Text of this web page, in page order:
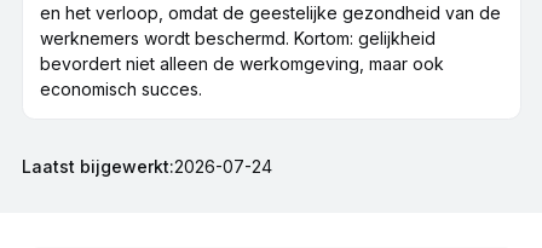
en het verloop, omdat de geestelijke gezondheid van de
werknemers wordt beschermd. Kortom: gelijkheid
bevordert niet alleen de werkomgeving, maar ook
economisch succes.
Laatst bijgewerkt:2026-07-24